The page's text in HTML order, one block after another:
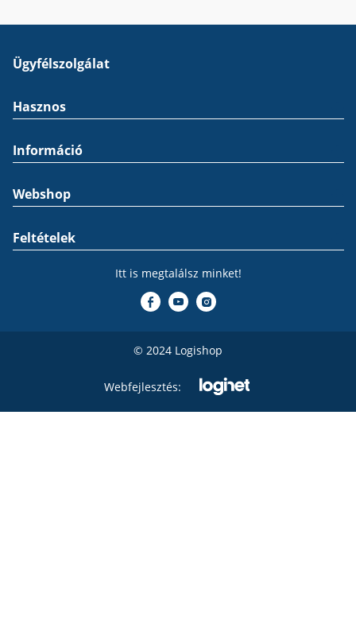
Ügyfélszolgálat
Hasznos
Információ
Webshop
Feltételek
Itt is megtalálsz minket!
© 2024 Logishop
Webfejlesztés: